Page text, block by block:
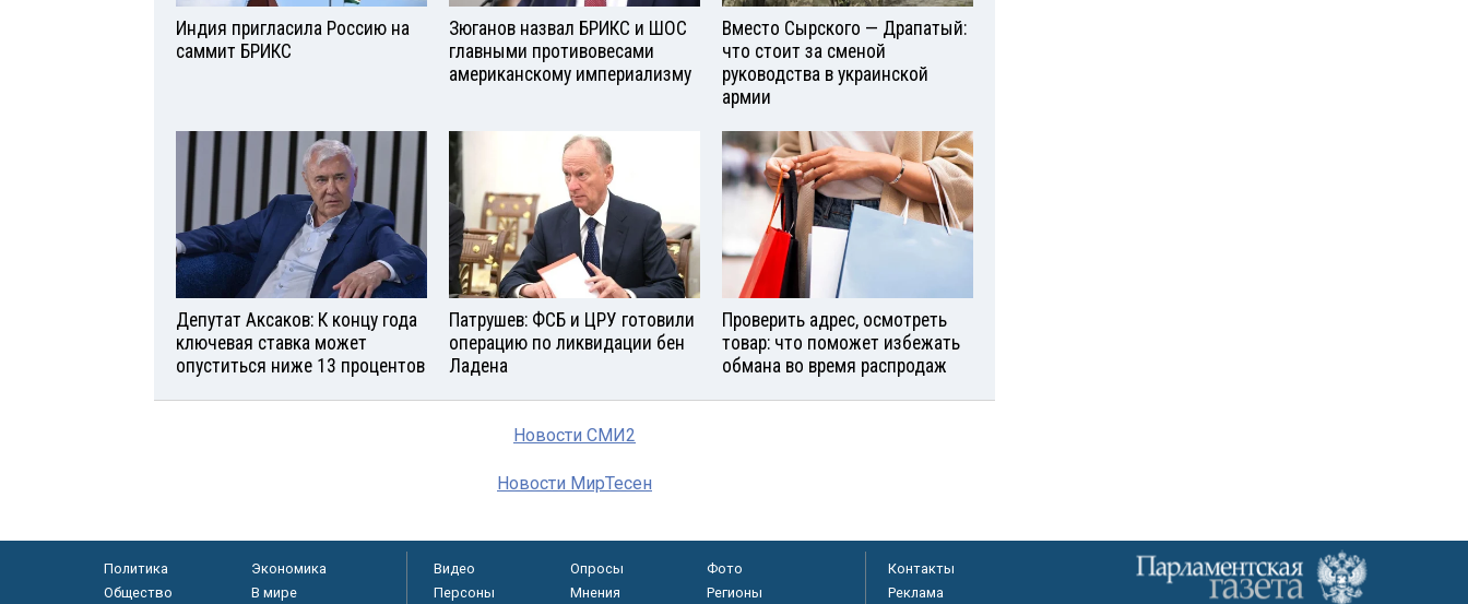
Индия пригласила Россию на
саммит БРИКС
Зюганов назвал БРИКС и ШОС
главными противовесами
американскому империализму
Вместо Сырского — Драпатый:
что стоит за сменой
руководства в украинской
армии
Депутат Аксаков: К концу года
ключевая ставка может
опуститься ниже 13 процентов
Патрушев: ФСБ и ЦРУ готовили
операцию по ликвидации бен
Ладена
Проверить адрес, осмотреть
товар: что поможет избежать
обмана во время распродаж
Новости СМИ2
Новости МирТесен
Политика
Экономика
Общество
В мире
Видео Опросы
Фото
Персоны
Мнения Регионы
Контакты
Реклама